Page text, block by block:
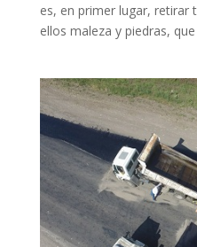
es, en primer lugar,
ellos maleza y piedras,